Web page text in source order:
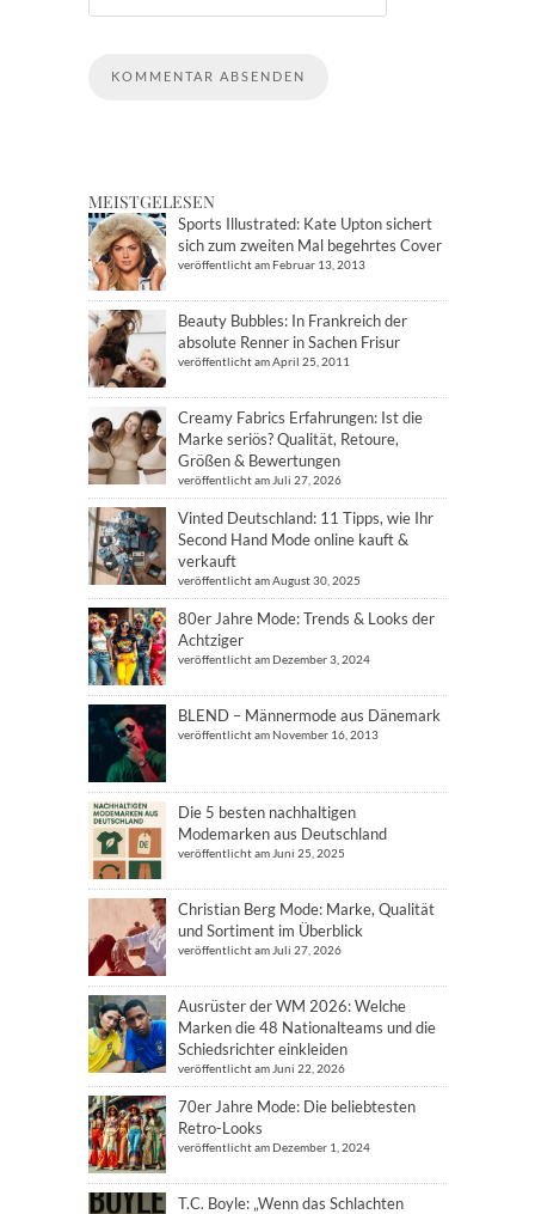
MEISTGELESEN
Sports Illustrated: Kate Upton sichert
sich zum zweiten Mal begehrtes Cover
veröffentlicht am Februar 13, 2013
Beauty Bubbles: In Frankreich der
absolute Renner in Sachen Frisur
veröffentlicht am April 25, 2011
Creamy Fabrics Erfahrungen: Ist die
Marke seriös? Qualität, Retoure,
Größen & Bewertungen
veröffentlicht am Juli 27, 2026
Vinted Deutschland: 11 Tipps, wie Ihr
Second Hand Mode online kauft &
verkauft
veröffentlicht am August 30, 2025
80er Jahre Mode: Trends & Looks der
Achtziger
veröffentlicht am Dezember 3, 2024
BLEND – Männermode aus Dänemark
veröffentlicht am November 16, 2013
Die 5 besten nachhaltigen
Modemarken aus Deutschland
veröffentlicht am Juni 25, 2025
Christian Berg Mode: Marke, Qualität
und Sortiment im Überblick
veröffentlicht am Juli 27, 2026
Ausrüster der WM 2026: Welche
Marken die 48 Nationalteams und die
Schiedsrichter einkleiden
veröffentlicht am Juni 22, 2026
70er Jahre Mode: Die beliebtesten
Retro-Looks
veröffentlicht am Dezember 1, 2024
T.C. Boyle: „Wenn das Schlachten